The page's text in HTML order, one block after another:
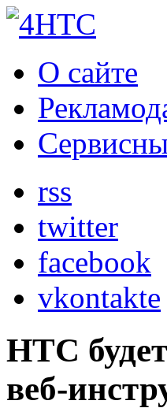
О сайте
rss
twitter
facebook
vkontakte
HTC
веб-